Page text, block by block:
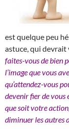
est quelque peu
astuce, qui
faites-vous de bien
l’image que vous
qu’attendez-vous
devenir fier de vous
que soit votre
diminuer les autres